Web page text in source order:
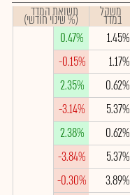
משקל
במדד תשואת המדד
(% שינוי חודשי)
1.45%
0.47%
1.17%
-0.15%
0.62%
2.35%
5.37%
-3.14%
0.62%
2.38%
5.37%
-3.84%
3.89%
-0.30%